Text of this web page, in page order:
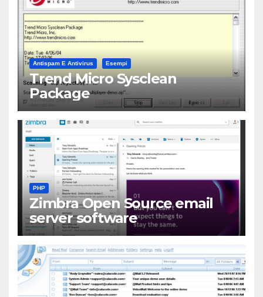
Antispam E Antivirus Esempi
Trend Micro Sysclean
Package
PHP
Zimbra Open Source email
server software